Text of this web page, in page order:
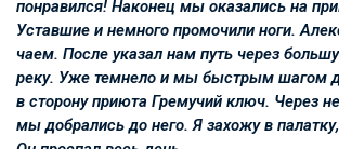
понравился! Наконец мы оказались на
Уставшие и немного промочили ноги.
чаем. После указал нам путь через
реку. Уже темнело и мы быстрым шагом
в сторону приюта Гремучий ключ. Через
мы добрались до него. Я захожу в